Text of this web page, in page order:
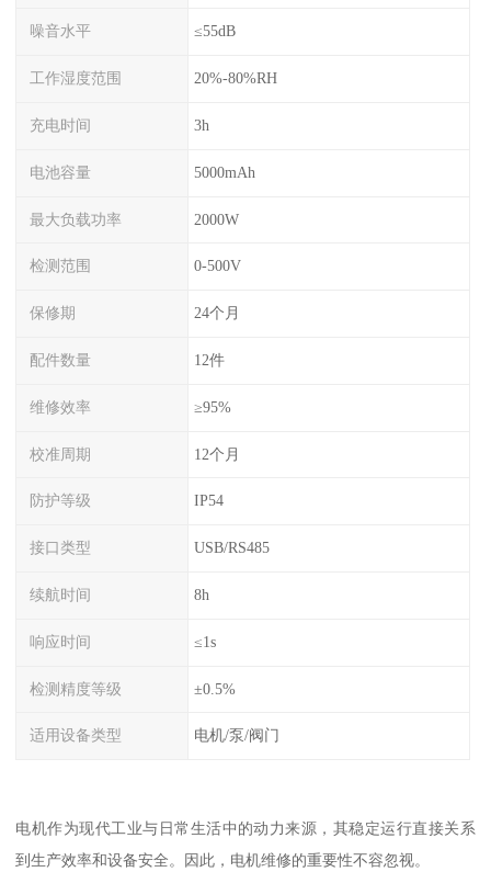
噪音水平 ≤55dB
工作湿度范围 20%-80%RH
充电时间 3h
电池容量 5000mAh
最大负载功率 2000W
检测范围 0-500V
保修期 24个月
配件数量 12件
维修效率 ≥95%
校准周期 12个月
防护等级 IP54
接口类型 USB/RS485
续航时间 8h
响应时间 ≤1s
检测精度等级 ±0.5%
适用设备类型 电机/泵/阀门
电机作为现代工业与日常生活中的动力来源，其稳定运行直接关系
到生产效率和设备安全。因此，电机维修的重要性不容忽视。